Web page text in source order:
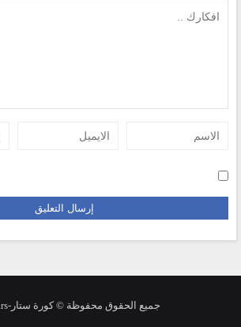
جميع الحقوق محفوظة © كورة ستار-kora stars